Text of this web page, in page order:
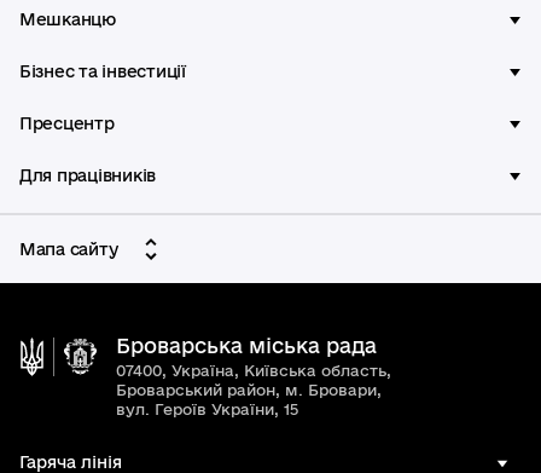
Мешканцю
Бізнес та інвестиції
Пресцентр
Для працівників
Мапа сайту
Броварська міська рада
07400, Україна, Київська область,
Броварський район, м. Бровари,
вул. Героїв України, 15
Гаряча лінія